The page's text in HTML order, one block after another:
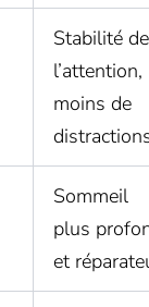
Stabilité de
l’attention,
moins de
Sommeil
plus
et